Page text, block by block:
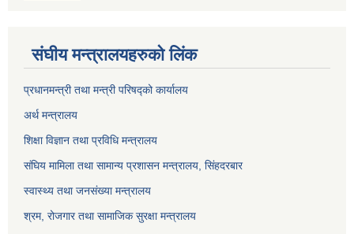
संघीय मन्त्रालयहरुको लिंक
प्रधानमन्त्री तथा मन्त्री परिषद्को कार्यालय
अर्थ मन्त्रालय
शिक्षा विज्ञान तथा प्रविधि मन्त्रालय
संघिय मामिला तथा सामान्य प्रशासन मन्त्रालय, सिंहदरबार
स्वास्थ्य तथा जनसंख्या मन्त्रालय
श्रम, रोजगार तथा सामाजिक सुरक्षा मन्त्रालय